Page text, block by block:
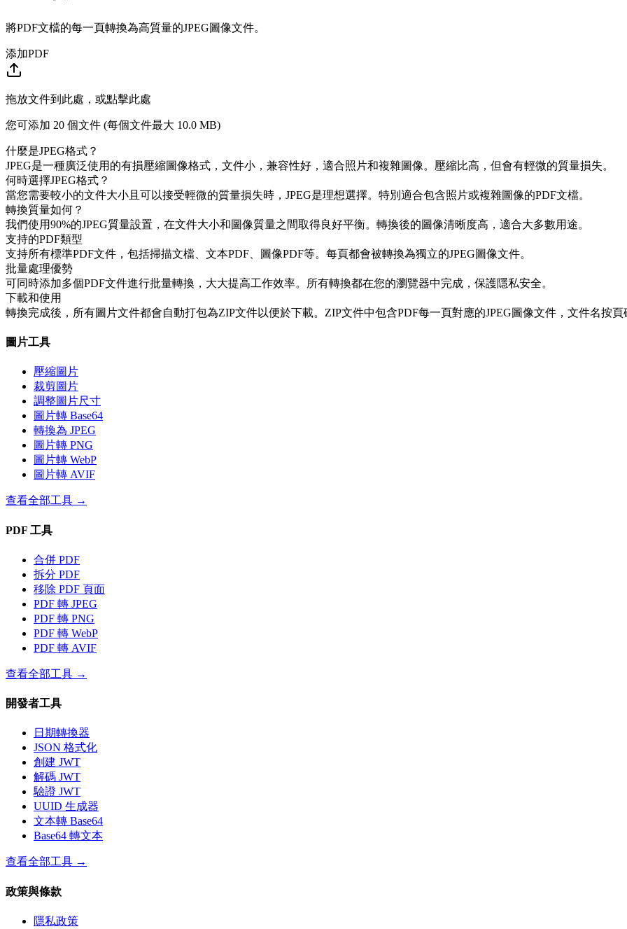
將PDF文檔的每一頁轉換為高質量的JPEG圖像文件。
添加PDF
拖放文件到此處，或點擊此處
您可添加 20 個文件 (每個文件最大 10.0 MB)
什麼是JPEG格式？
JPEG是一種廣泛使用的有損壓縮圖像格式，文件小，兼容性好，適合照片和複雜圖像。壓縮比高，但會有輕微的質量損失。
何時選擇JPEG格式？
當您需要較小的文件大小且可以接受輕微的質量損失時，JPEG是理想選擇。特別適合包含照片或複雜圖像的PDF文檔。
轉換質量如何？
我們使用90%的JPEG質量設置，在文件大小和圖像質量之間取得良好平衡。轉換後的圖像清晰度高，適合大多數用途。
支持的PDF類型
支持所有標準PDF文件，包括掃描文檔、文本PDF、圖像PDF等。每頁都會被轉換為獨立的JPEG圖像文件。
批量處理優勢
可同時添加多個PDF文件進行批量轉換，大大提高工作效率。所有轉換都在您的瀏覽器中完成，保護隱私安全。
下載和使用
轉換完成後，所有圖片文件都會自動打包為ZIP文件以便於下載。ZIP文件中包含PDF每一頁對應的JPEG圖像文件，文件名按頁
圖片工具
壓縮圖片
裁剪圖片
調整圖片尺寸
圖片轉 Base64
轉換為 JPEG
圖片轉 PNG
圖片轉 WebP
圖片轉 AVIF
查看全部工具 →
PDF 工具
合併 PDF
拆分 PDF
移除 PDF 頁面
PDF 轉 JPEG
PDF 轉 PNG
PDF 轉 WebP
PDF 轉 AVIF
查看全部工具 →
開發者工具
日期轉換器
JSON 格式化
創建 JWT
解碼 JWT
驗證 JWT
UUID 生成器
文本轉 Base64
Base64 轉文本
查看全部工具 →
政策與條款
隱私政策